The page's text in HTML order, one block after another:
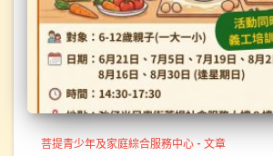
菩提青少年及家庭綜合服務中心 - 文章